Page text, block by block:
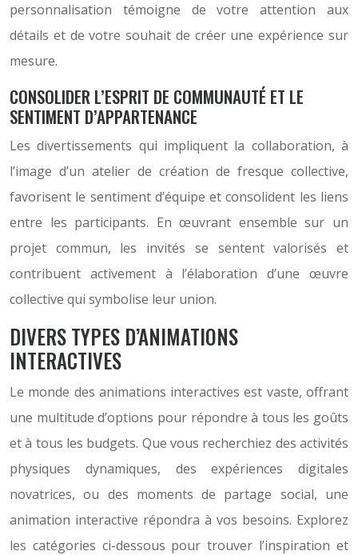
personnalisation témoigne de votre attention aux
détails et de votre souhait de créer une expérience sur
mesure.
CONSOLIDER L’ESPRIT DE COMMUNAUTÉ ET LE
SENTIMENT D’APPARTENANCE
Les divertissements qui impliquent la collaboration, à
l’image d’un atelier de création de fresque collective,
favorisent le sentiment d’équipe et consolident les liens
entre les participants. En œuvrant ensemble sur un
projet commun, les invités se sentent valorisés et
contribuent activement à l’élaboration d’une œuvre
collective qui symbolise leur union.
DIVERS TYPES D’ANIMATIONS
INTERACTIVES
Le monde des animations interactives est vaste, offrant
une multitude d’options pour répondre à tous les goûts
et à tous les budgets. Que vous recherchiez des activités
physiques dynamiques, des expériences digitales
novatrices, ou des moments de partage social, une
animation interactive répondra à vos besoins. Explorez
les catégories ci-dessous pour trouver l’inspiration et